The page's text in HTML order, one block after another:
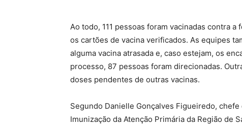
Ao todo, 111 pessoas foram vacinadas contra
os cartões de vacina verificados. As equipes
alguma vacina atrasada e, caso estejam, os
processo, 87 pessoas foram direcionadas.
doses pendentes de outras vacinas.
Segundo Danielle Gonçalves Figueiredo,
Imunização da Atenção Primária da Região de